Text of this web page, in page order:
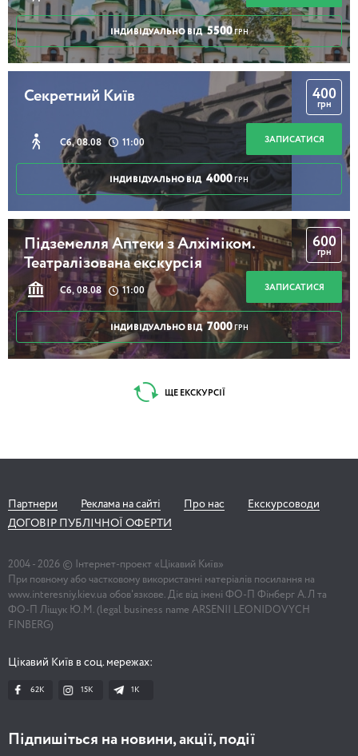
ІНДИВІДУАЛЬНО ВІД 5500 ГРН
Секретний Київ
Сб, 08.08 11:00
400
грн
ЗАПИСАТИСЯ
ІНДИВІДУАЛЬНО ВІД 4000 ГРН
Підземелля Аптеки з Алхіміком.
Театралізована екскурсія
Сб, 08.08 11:00
600
грн
ЗАПИСАТИСЯ
ІНДИВІДУАЛЬНО ВІД 7000 ГРН
ЩЕ ЕКСКУРСІЇ
Партнери Реклама на сайті Про нас
Екскурсоводи
ДОГОВІР ПУБЛІЧНОЇ ОФЕРТИ
2004 - 2026 © Інтернет-проект «Цікавий Київ»
При повному або частковому використанні матеріалів посилання на
www.interesniy.kiev.ua обов'язкове. Діє від імені ФО-П Фінберг А.Л та
ФО-П Ліщук Ю.М. (legal business name ARSENII LEONIDOVYCH
FINBERG)
Цікавий Київ в соц. мережах:
62K 15K 1К
Підпишіться на новини, акції, події